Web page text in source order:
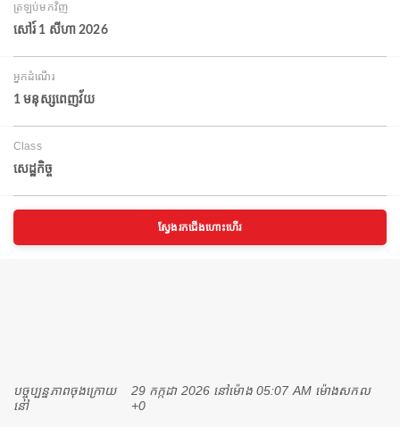
ត្រឡប់មកវិញ
សៅរ៍ 1 សីហា 2026
អ្នកដំណើរ
1 មនុស្សពេញវ័យ
Class
សេដ្ឋកិច្ច
ស្វែងរកជើងហោះហើរ
បច្ចុប្បន្នភាពចុងក្រោយ
នៅ
29 កក្កដា 2026 នៅ​ម៉ោង 05:07 AM ម៉ោង​សកល
+0